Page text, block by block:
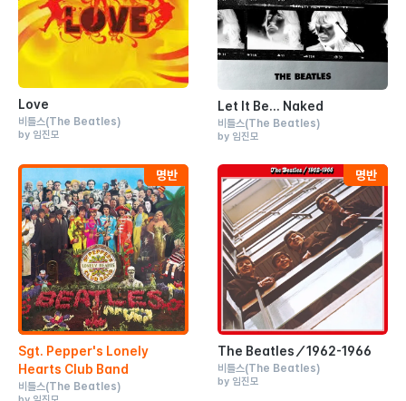
Love
비틀스(The Beatles)
by 임진모
Let It Be... Naked
비틀스(The Beatles)
by 임진모
Sgt. Pepper's Lonely
Hearts Club Band
비틀스(The Beatles)
The Beatles／1962-1966
비틀스(The Beatles)
by 임진모